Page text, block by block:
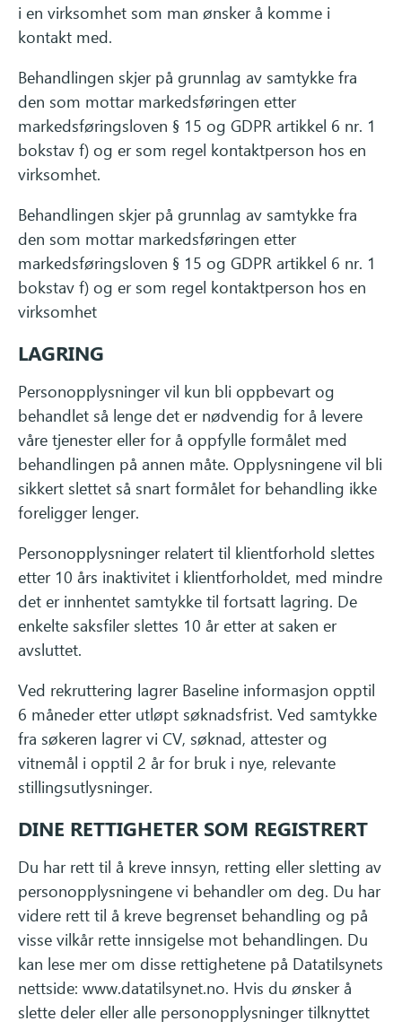
i en virksomhet som man ønsker å komme i
kontakt med.
Behandlingen skjer på grunnlag av samtykke fra
den som mottar markedsføringen etter
markedsføringsloven § 15 og GDPR artikkel 6 nr. 1
bokstav f) og er som regel kontaktperson hos en
virksomhet.
Behandlingen skjer på grunnlag av samtykke fra
den som mottar markedsføringen etter
markedsføringsloven § 15 og GDPR artikkel 6 nr. 1
bokstav f) og er som regel kontaktperson hos en
virksomhet
LAGRING
Personopplysninger vil kun bli oppbevart og
behandlet så lenge det er nødvendig for å levere
våre tjenester eller for å oppfylle formålet med
behandlingen på annen måte. Opplysningene vil bli
sikkert slettet så snart formålet for behandling ikke
foreligger lenger.
Personopplysninger relatert til klientforhold slettes
etter 10 års inaktivitet i klientforholdet, med mindre
det er innhentet samtykke til fortsatt lagring. De
enkelte saksfiler slettes 10 år etter at saken er
avsluttet.
Ved rekruttering lagrer Baseline informasjon opptil
6 måneder etter utløpt søknadsfrist. Ved samtykke
fra søkeren lagrer vi CV, søknad, attester og
vitnemål i opptil 2 år for bruk i nye, relevante
stillingsutlysninger.
DINE RETTIGHETER SOM REGISTRERT
Du har rett til å kreve innsyn, retting eller sletting av
personopplysningene vi behandler om deg. Du har
videre rett til å kreve begrenset behandling og på
visse vilkår rette innsigelse mot behandlingen. Du
kan lese mer om disse rettighetene på Datatilsynets
nettside: www.datatilsynet.no. Hvis du ønsker å
slette deler eller alle personopplysninger tilknyttet